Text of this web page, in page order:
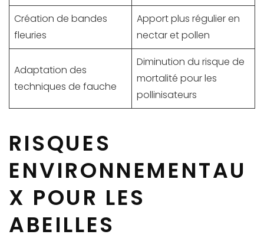
Création de bandes
fleuries
Apport plus régulier en
nectar et pollen
Adaptation des
techniques de fauche
Diminution du risque de
mortalité pour les
pollinisateurs
RISQUES
ENVIRONNEMENTAU
X POUR LES
ABEILLES